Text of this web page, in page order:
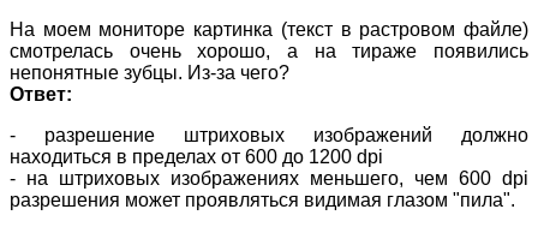
На моем мониторе картинка (текст в растровом файле)
смотрелась очень хорошо, а на тираже появились
непонятные зубцы. Из-за чего?
Ответ:
- разрешение штриховых изображений должно
находиться в пределах от 600 до 1200 dpi
- на штриховых изображениях меньшего, чем 600 dpi
разрешения может проявляться видимая глазом "пила".